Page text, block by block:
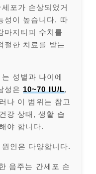
세포가 손상되었거
성이 높습니다. 따
마지티피 수치를
절한 치료를 받는
성별과 나이에
성은 10~70 IU/L,
나 이 범위는 참고
강 상태, 생활 습
야 합니다.
인은 다양합니다.
음주는 간세포 손